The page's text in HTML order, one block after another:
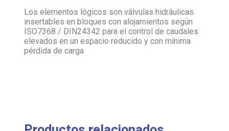
Los elementos lógicos son válvulas hidráulicas
insertables en bloques con alojamientos según
ISO7368 / DIN24342 para el control de caudales
elevados en un espacio reducido y con mínima
pérdida de carga